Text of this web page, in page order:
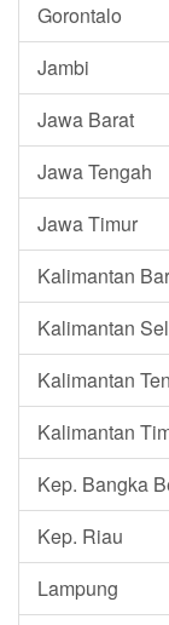
Gorontalo
Jambi
Jawa Barat
Jawa Tengah
Jawa Timur
Kalimantan
Kalimantan
Kalimantan
Kalimantan
Kep. Bangka
Kep. Riau
Lampung